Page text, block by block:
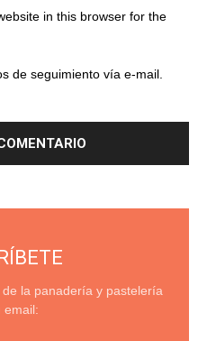
in this browser for the
de seguimiento vía e-mail.
la panadería y pastelería
email: